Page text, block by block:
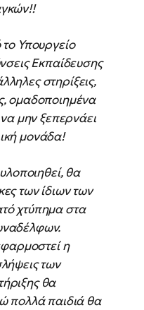
Υπουργείο
Εκπαίδευσης
στηρίξεις,
ομαδοποιημένα
μην ξεπερνάει
μονάδα!
θα
των ίδιων των
χτύπημα στα
η
των
θα
πολλά παιδιά θα